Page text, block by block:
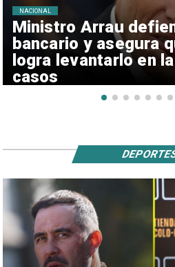
Ministro Arrau
bancario y asegura
logra levantarlo en
casos
NACIONAL